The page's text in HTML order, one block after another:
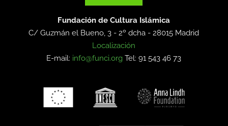
Fundación de Cultura Islámica
C/ Guzmán el Bueno, 3 - 2º dcha -28015 Madrid
Localización
E-mail: info@funci.org Tel: 91 543 46 73